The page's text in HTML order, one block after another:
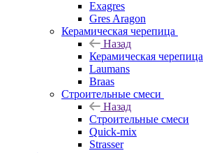
Exagres
Gres Aragon
Керамическая черепица
Назад
Керамическая черепица
Laumans
Braas
Строительные смеси
Назад
Строительные смеси
Quick-mix
Strasser